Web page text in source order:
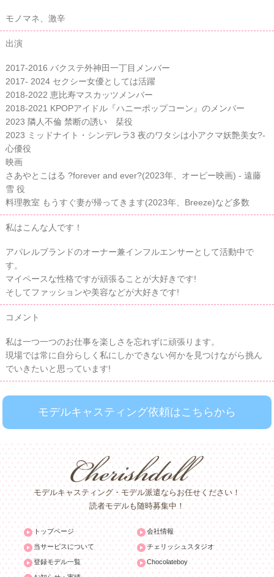
モノマネ、激辛
出演
2017-2016 バクステ外神田一丁目メンバー
2017- 2024 セクシー女優としては活躍
2018-2022 恵比寿マスカッツメンバー
2018-2021 KPOPアイドル『ハニーポップコーン』のメンバー
2023 隣人不倫 禁断の誘い 栞役
2023 ミッドナイト・シンデレラ3 夜のワタシは小アクマ妖艶美女?-
心優役
映画
さあやとこはる ?forever and ever?(2023年、オーピー映画) - 遠藤
雪 役
料理教室 もうすぐ妻が帰ってきます(2023年、Breeze)など多数
私はこんな人です！
アパレルブランドのオーナー兼インフルエンサーとして活動中で
す。
マイペースな性格ですが頑張ることが大好きです!
そしてファッションや美容などが大好きです!
コメント
私は一つ一つのお仕事を楽しさを忘れずに頑張ります。
現場では常に自分らしく私にしかできない何かを見つけながら挑ん
でいきたいと思っています!
モデルキャスティング依頼はこちらから
モデルキャスティング・モデル派遣ならお任せください！
読者モデルも随時募集中！
トップページ
当サービスについて
登録モデル一覧
会社情報
チェリッシュスタジオ
Chocolateboy